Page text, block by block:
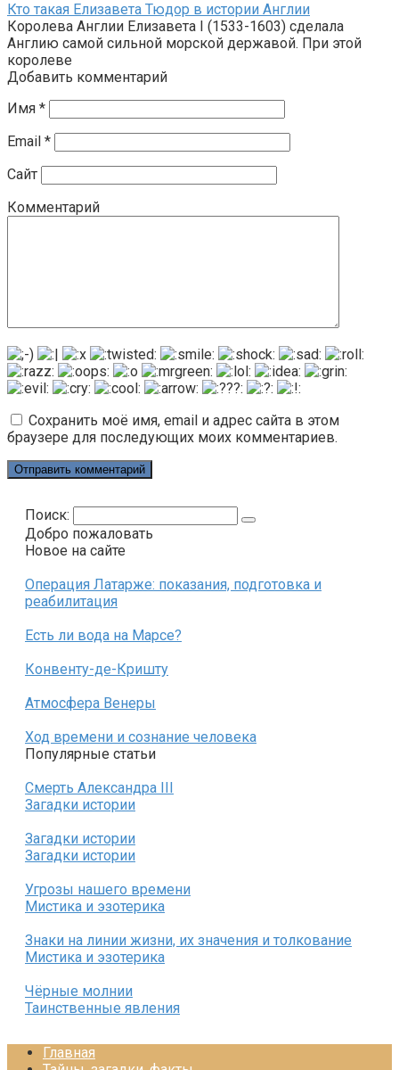
Кто такая Елизавета Тюдор в истории Англии
Королева Англии Елизавета I (1533-1603) сделала
Англию самой сильной морской державой. При этой
королеве
Добавить комментарий
Имя *
Email *
Сайт
Комментарий
Сохранить моё имя, email и адрес сайта в этом
браузере для последующих моих комментариев.
Поиск:
Добро пожаловать
Новое на сайте
Операция Латарже: показания, подготовка и
реабилитация
Есть ли вода на Марсе?
Конвенту-де-Кришту
Атмосфера Венеры
Ход времени и сознание человека
Популярные статьи
Смерть Александра III
Загадки истории
Загадки истории
Загадки истории
Угрозы нашего времени
Мистика и эзотерика
Знаки на линии жизни, их значения и толкование
Мистика и эзотерика
Чёрные молнии
Таинственные явления
Главная